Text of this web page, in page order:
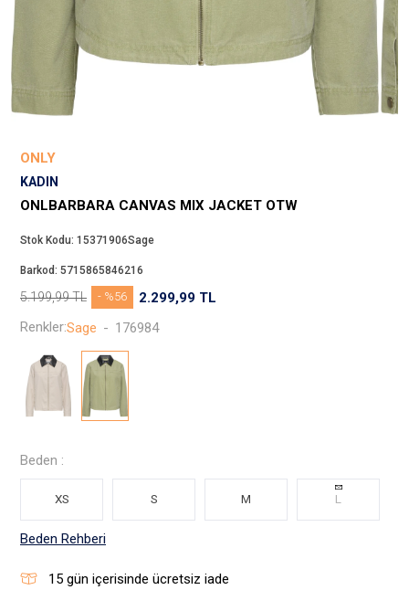
ONLY
KADIN
ONLBARBARA CANVAS MIX JACKET OTW
Stok Kodu: 15371906Sage
Barkod: 5715865846216
5.199,99TL 2.299,99 TL
- %56
Beden Rehberi
Beden :
XS S M L
15 gün içerisinde ücretsiz iade
Renkler:Sage - 176984
JJXX
Tuğba
Converse
Jack & Jones
Lee
Only
Nike
Levi`s
Erke